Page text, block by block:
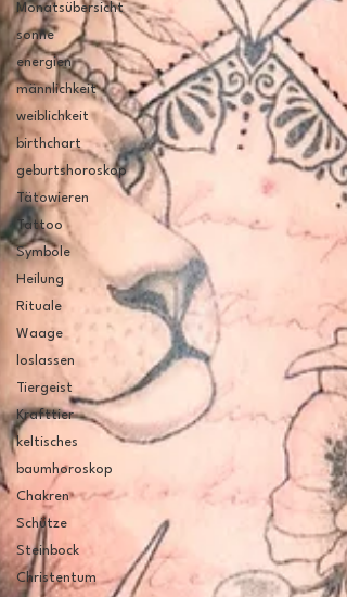
Monatsübersicht
sonne
energien
männlichkeit
weiblichkeit
birthchart
geburtshoroskop
Tätowieren
Tattoo
Symbole
Heilung
Rituale
Waage
loslassen
Tiergeist
Krafttier
keltisches
baumhoroskop
Chakren
Schütze
Steinbock
Christentum